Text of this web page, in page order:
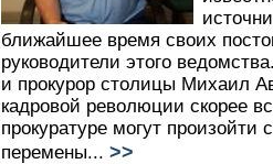
ближайшее время своих
руководители этого
и прокурор столицы Михаил
кадровой революции скорее
прокуратуре могут произойти
перемены... >>